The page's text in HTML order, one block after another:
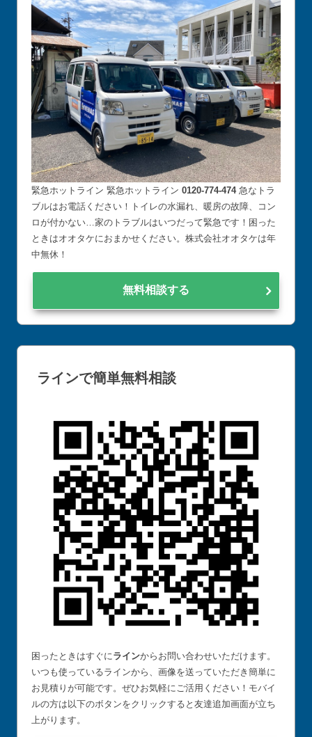
緊急ホットライン 緊急ホットライン 0120-774-474急なトラ
ブルはお電話ください！トイレの水漏れ、暖房の故障、コン
ロが付かない…家のトラブルはいつだって緊急です！困った
ときはオオタケにおまかせください。株式会社オオタケは年
中無休！
無料相談する
ラインで簡単無料相談
困ったときはすぐにラインからお問い合わせいただけます。
いつも使っているラインから、画像を送っていただき簡単に
お見積りが可能です。ぜひお気軽にご活用ください！モバイ
ルの方は以下のボタンをクリックすると友達追加画面が立ち
上がります。